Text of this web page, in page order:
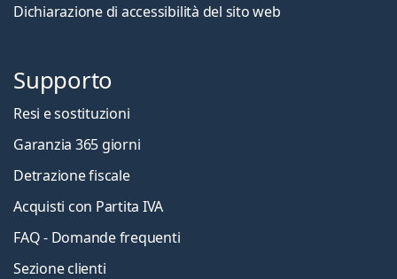
Dichiarazione di accessibilità del sito web
Supporto
Resi e sostituzioni
Garanzia 365 giorni
Detrazione fiscale
Acquisti con Partita IVA
FAQ - Domande frequenti
Sezione clienti